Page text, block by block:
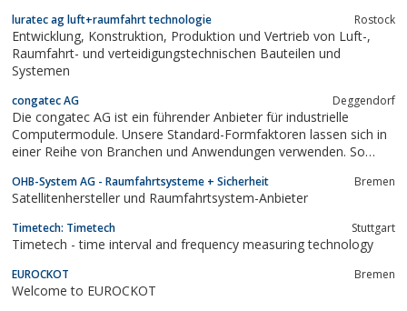
luratec ag luft+raumfahrt technologie Rostock
Entwicklung, Konstruktion, Produktion und Vertrieb von Luft-,
Raumfahrt- und verteidigungstechnischen Bauteilen und
Systemen
congatec AG Deggendorf
Die congatec AG ist ein führender Anbieter für industrielle
Computermodule. Unsere Standard-Formfaktoren lassen sich in
einer Reihe von Branchen und Anwendungen verwenden. So
industriellen Automation, dem Transport oder der
Automobilindustrie. Wir bieten unseren Kunden...
OHB-System AG - Raumfahrtsysteme + Sicherheit Bremen
Satellitenhersteller und Raumfahrtsystem-Anbieter
Timetech: Timetech Stuttgart
Timetech - time interval and frequency measuring technology
EUROCKOT Bremen
Welcome to EUROCKOT